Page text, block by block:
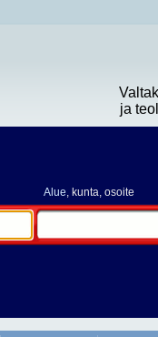
ja
Alue, kunta, osoite